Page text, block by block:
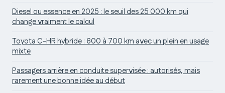
Diesel ou essence en 2025 : le seuil des 25 000 km qui
change vraiment le calcul
Toyota C-HR hybride : 600 à 700 km avec un plein en usage
mixte
Passagers arrière en conduite supervisée : autorisés, mais
rarement une bonne idée au début